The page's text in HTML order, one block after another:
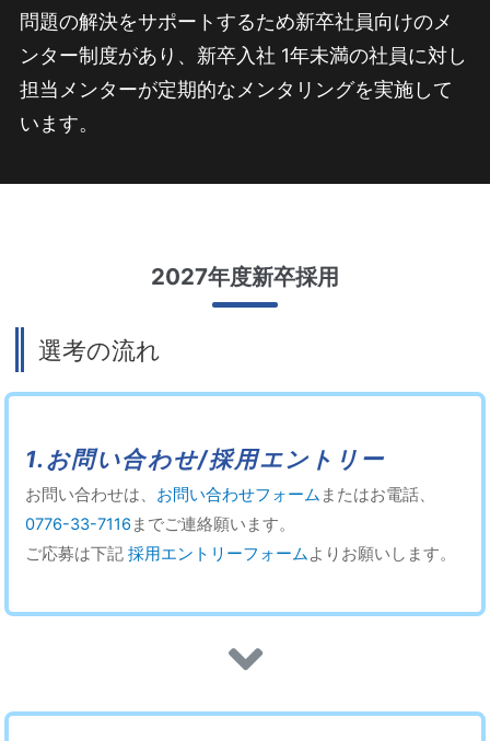
問題の解決をサポートするため新卒社員向けのメ
ンター制度があり、新卒入社 1年未満の社員に対し
担当メンターが定期的なメンタリングを実施して
います。
2027年度新卒採用
選考の流れ
1.お問い合わせ/採用エントリー
お問い合わせは、 お問い合わせフォーム またはお電話、
0776-33-7116 までご連絡願います。
ご応募は下記 採用エントリーフォームよりお願いします。